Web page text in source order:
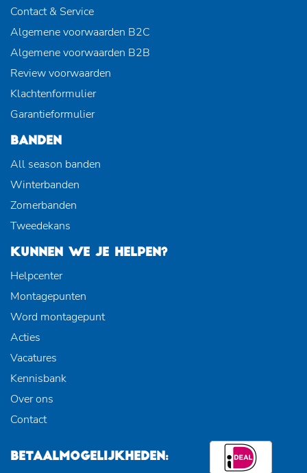
Contact & Service
Algemene voorwaarden B2C
Algemene voorwaarden B2B
Review voorwaarden
Klachtenformulier
Garantieformulier
BANDEN
All season banden
Winterbanden
Zomerbanden
Tweedekans
KUNNEN WE JE HELPEN?
Helpcenter
Montagepunten
Word montagepunt
Acties
Vacatures
Kennisbank
Over ons
Contact
BETAALMOGELIJKHEDEN: